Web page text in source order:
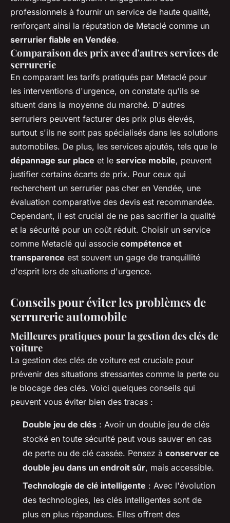
professionnels à fournir un service de haute qualité,
renforçant ainsi la réputation de Metaclé comme un
serrurier fiable en Vendée.
Comparaison des prix avec d'autres services de
serrurerie
En comparant les tarifs pratiqués par Metaclé pour
les interventions d'urgence, on constate qu'ils se
situent dans la moyenne du marché. D'autres
serruriers peuvent facturer des prix plus élevés,
surtout s'ils ne sont pas spécialisés dans les solutions
automobiles. De plus, les services ajoutés, tels que le
dépannage sur place et le service mobile, peuvent
justifier certains écarts de prix. Pour ceux qui
recherchent un serrurier pas cher en Vendée, une
évaluation comparative des devis est recommandée.
Cependant, il est crucial de ne pas sacrifier la qualité
et la sécurité pour un coût réduit. Choisir un service
comme Metaclé qui associe compétence et
transparence est souvent un gage de tranquillité
d'esprit lors de situations d'urgence.
Conseils pour éviter les problèmes de
serrurerie automobile
Meilleures pratiques pour la gestion des clés de
voiture
La gestion des clés de voiture est cruciale pour
prévenir des situations stressantes comme la perte ou
le blocage des clés. Voici quelques conseils qui
peuvent vous éviter bien des tracas :
Double jeu de clés : Avoir un double jeu de clés
stocké en toute sécurité peut vous sauver en cas
de perte ou de clé cassée. Pensez à conserver ce
double jeu dans un endroit sûr, mais accessible.
Technologie de clé intelligente : Avec l'évolution
des technologies, les clés intelligentes sont de
plus en plus répandues. Elles offrent des